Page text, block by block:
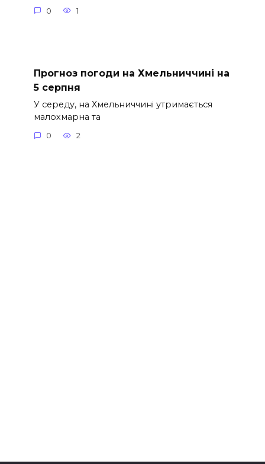
0 1
Прогноз погоди на Хмельниччині на
5 серпня
У середу, на Хмельниччині утримається
малохмарна та
0 2